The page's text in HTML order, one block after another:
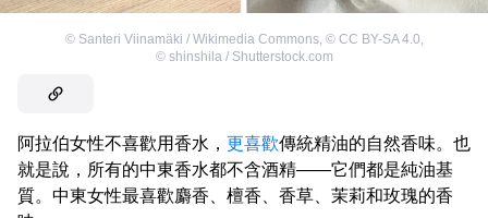
© Santeri Viinamäki / Wikimedia Commons, © CC BY-SA 4.0,
© shinshila / Shutterstock.com
阿拉伯女性不喜歡用香水， 更喜歡傳統精油的自然香味。也
就是說，所有的中東香水都不含酒精——它們都是純油基
質。中東女性最喜歡麝香、檀香、香草、茉莉和玫瑰的香